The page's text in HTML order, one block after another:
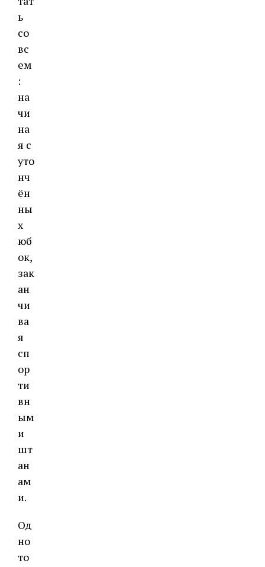
ь
со
вс
ем
:
на
чи
на
я с
уто
нч
ён
ны
х
юб
ок,
зак
ан
чи
ва
я
сп
ор
ти
вн
ым
и
шт
ан
ам
и.
Од
но
то